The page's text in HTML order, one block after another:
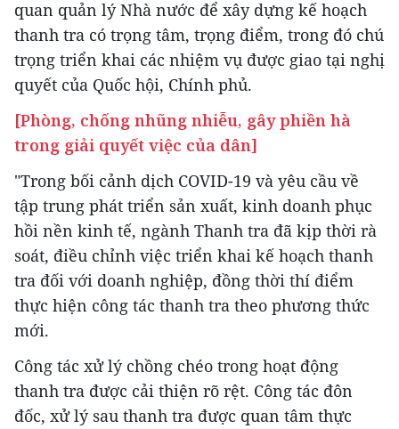
quan quản lý Nhà nước để xây dựng kế hoạch
thanh tra có trọng tâm, trọng điểm, trong đó chú
trọng triển khai các nhiệm vụ được giao tại nghị
quyết của Quốc hội, Chính phủ.
[Phòng, chống nhũng nhiễu, gây phiền hà
trong giải quyết việc của dân]
"Trong bối cảnh dịch COVID-19 và yêu cầu về
tập trung phát triển sản xuất, kinh doanh phục
hồi nền kinh tế, ngành Thanh tra đã kịp thời rà
soát, điều chỉnh việc triển khai kế hoạch thanh
tra đối với doanh nghiệp, đồng thời thí điểm
thực hiện công tác thanh tra theo phương thức
mới.
Công tác xử lý chồng chéo trong hoạt động
thanh tra được cải thiện rõ rệt. Công tác đôn
đốc, xử lý sau thanh tra được quan tâm thực